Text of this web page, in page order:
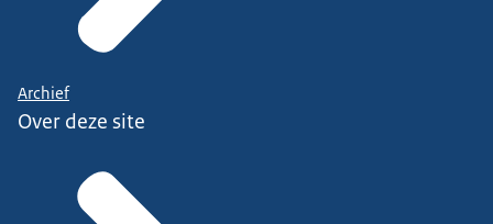
Archief
Over deze site